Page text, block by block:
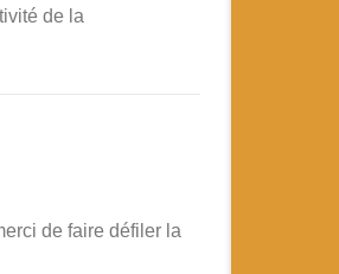
de la
de faire défiler la